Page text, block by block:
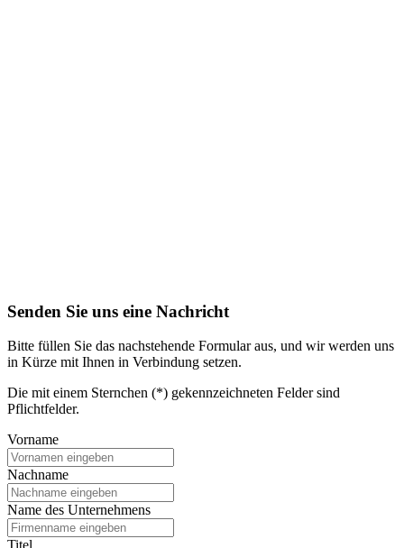
Senden Sie uns eine Nachricht
Bitte füllen Sie das nachstehende Formular aus, und wir werden uns
in Kürze mit Ihnen in Verbindung setzen.
Die mit einem Sternchen (*) gekennzeichneten Felder sind
Pflichtfelder.
Vorname
Nachname
Name des Unternehmens